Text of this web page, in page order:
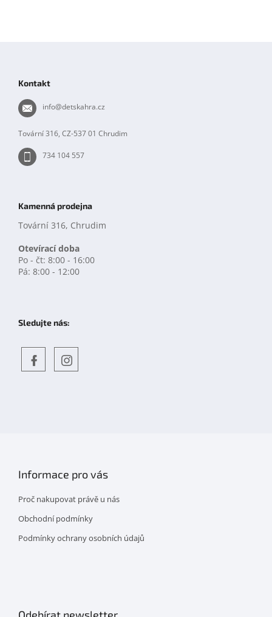
Kontakt
info@detskahra.cz
Tovární 316, CZ-537 01 Chrudim
734 104 557
Kamenná prodejna
Tovární 316, Chrudim
Otevírací doba
Po - čt: 8:00 - 16:00
Pá: 8:00 - 12:00
Sledujte nás:
Informace pro vás
Proč nakupovat právě u nás
Obchodní podmínky
Podmínky ochrany osobních údajů